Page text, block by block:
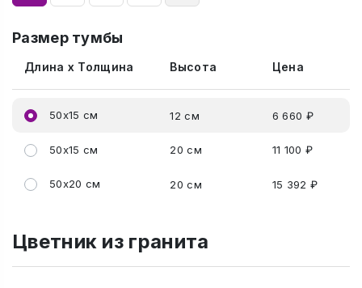
Размер тумбы
Длина x Толщина Высота Цена
50x15 см 12 см 6 660 ₽
50x15 см 20 см 11 100 ₽
50x20 см 20 см 15 392 ₽
Цветник из гранита